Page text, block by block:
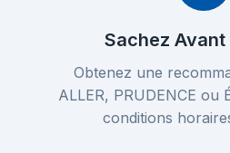
Sachez Avant
Obtenez une
ALLER, PRUDENCE ou
conditions